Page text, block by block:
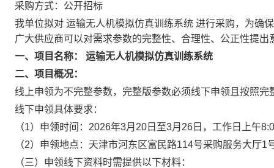
采购方式：公开招标
我单位拟对 运输无人机模拟仿真训练系统 进行采购，为确
广大供应商可以对需求参数的完整性、合理性、公正性提
一、项目名称： 运输无人机模拟仿真训练系统
二、项目概况：
线上申领为不完整参数，完整版参数必须线下申领且按照
线下申领具体要求：
（1）申领时间：2026年3月20日至3月26日，工作日上午
（2）申领地点：天津市河东区富民路114号采购服务大厅1
（三）申领线下资料时需提供以下材料：